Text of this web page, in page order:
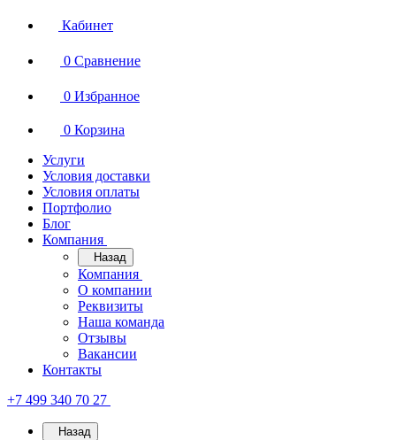
Кабинет
0 Сравнение
0 Избранное
0 Корзина
Услуги
Условия доставки
Условия оплаты
Портфолио
Блог
Компания
Назад
Компания
О компании
Реквизиты
Наша команда
Отзывы
Вакансии
Контакты
+7 499 340 70 27
Назад